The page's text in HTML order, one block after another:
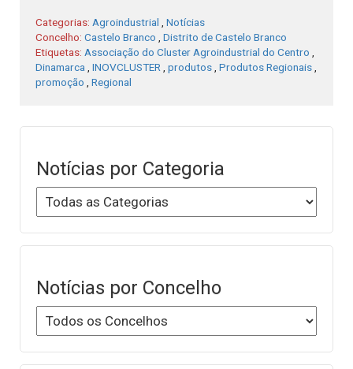
Categorias: Agroindustrial , Notícias
Concelho: Castelo Branco , Distrito de Castelo Branco
Etiquetas: Associação do Cluster Agroindustrial do Centro ,
Dinamarca, INOVCLUSTER, produtos, Produtos Regionais,
promoção , Regional
Notícias por Categoria
Notícias por Concelho